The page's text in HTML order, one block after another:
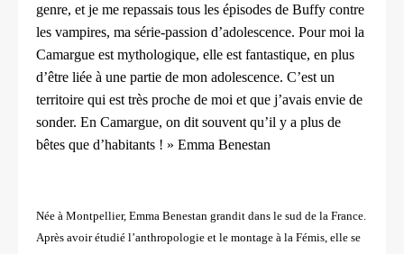
genre, et je me repassais tous les épisodes de Buffy contre
les vampires, ma série-passion d’adolescence. Pour moi la
Camargue est mythologique, elle est fantastique, en plus
d’être liée à une partie de mon adolescence. C’est un
territoire qui est très proche de moi et que j’avais envie de
sonder. En Camargue, on dit souvent qu’il y a plus de
bêtes que d’habitants ! » Emma Benestan
Née à Montpellier, Emma Benestan grandit dans le sud de la France.
Après avoir étudié l’anthropologie et le montage à la Fémis, elle se